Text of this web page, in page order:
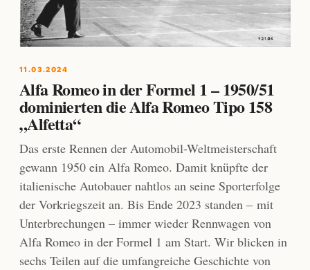
11.03.2024
Alfa Romeo in der Formel 1 – 1950/51
dominierten die Alfa Romeo Tipo 158
„Alfetta“
Das erste Rennen der Automobil-Weltmeisterschaft
gewann 1950 ein Alfa Romeo. Damit knüpfte der
italienische Autobauer nahtlos an seine Sporterfolge
der Vorkriegszeit an. Bis Ende 2023 standen – mit
Unterbrechungen – immer wieder Rennwagen von
Alfa Romeo in der Formel 1 am Start. Wir blicken in
sechs Teilen auf die umfangreiche Geschichte von